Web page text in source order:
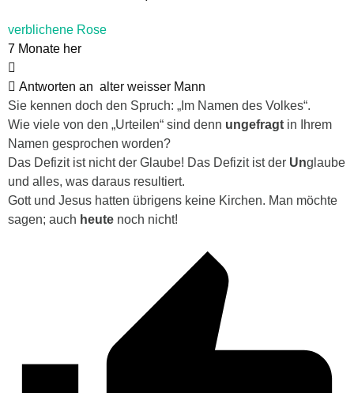
verblichene Rose
7 Monate her
Antworten an alter weisser Mann
Sie kennen doch den Spruch: „Im Namen des Volkes“.
Wie viele von den „Urteilen“ sind denn ungefragt in Ihrem
Namen gesprochen worden?
Das Defizit ist nicht der Glaube! Das Defizit ist der Unglaube
und alles, was daraus resultiert.
Gott und Jesus hatten übrigens keine Kirchen. Man möchte
sagen; auch heute noch nicht!